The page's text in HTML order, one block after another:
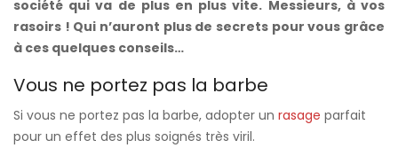
société qui va de plus en plus vite. Messieurs, à vos
rasoirs ! Qui n’auront plus de secrets pour vous grâce
à ces quelques conseils…
Vous ne portez pas la barbe
Si vous ne portez pas la barbe, adopter un rasage parfait
pour un effet des plus soignés très viril.